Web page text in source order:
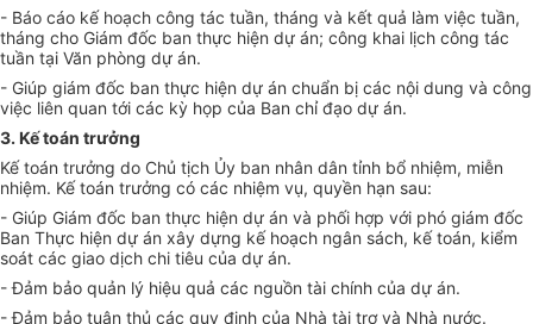
- Báo cáo kế hoạch công tác tuần, tháng và kết quả làm việc tuần,
tháng cho Giám đốc ban thực hiện dự án; công khai lịch công tác
tuần tại Văn phòng dự án.
- Giúp giám đốc ban thực hiện dự án chuẩn bị các nội dung và công
việc liên quan tới các kỳ họp của Ban chỉ đạo dự án.
3. Kếtoán trưởng
Kế toán trưởng do Chủ tịch Ủy ban nhân dân tỉnh bổ nhiệm, miễn
nhiệm. Kếtoán trưởng có các nhiệm vụ, quyền hạn sau:
- Giúp Giám đốc ban thực hiện dự án và phối hợp với phó giám đốc
Ban Thực hiện dự án xây dựng kế hoạch ngân sách, kế toán, kiểm
soát các giao dịch chi tiêu của dự án.
- Đảm bảo quản lý hiệu quả các nguồn tài chính của dự án.
- Đảm bảo tuân thủ các quy định của Nhà tài trợ và Nhà nước.